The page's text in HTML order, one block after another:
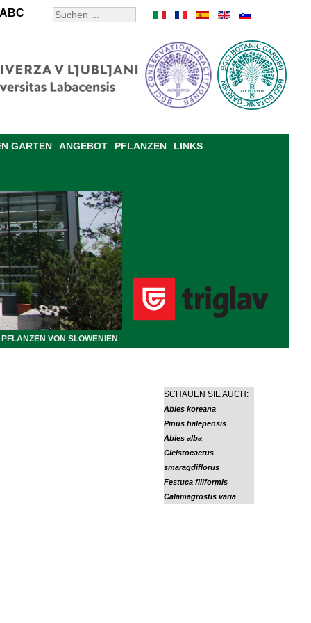
ABC
GARTEN ANGEBOT PFLANZEN LINKS
PFLANZEN VON SLOWENIEN
SCHAUEN SIE AUCH:
Abies koreana
Pinus halepensis
Abies alba
Cleistocactus
smaragdiflorus
Festuca filiformis
Calamagrostis varia